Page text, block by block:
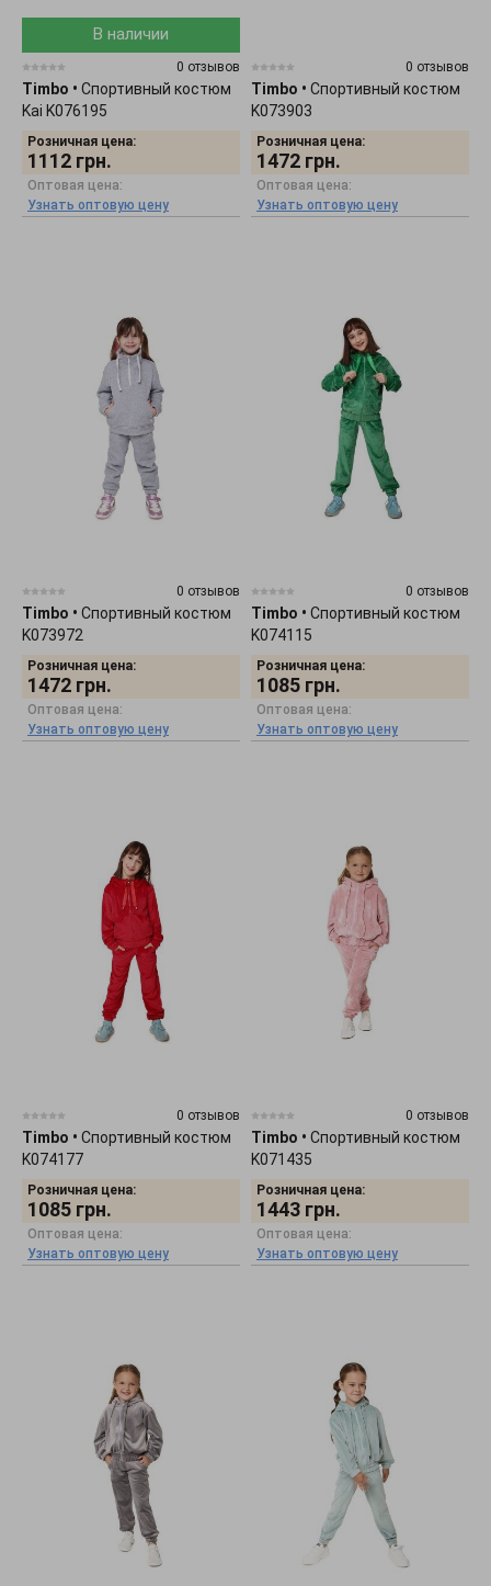
В наличии
0 отзывов
Timbo • Спортивный костюм
Kai K076195
Розничная цена:
1112 грн.
Оптовая цена:
Узнать оптовую цену
0 отзывов
Timbo • Спортивный костюм
K073903
Розничная цена:
1472 грн.
Оптовая цена:
Узнать оптовую цену
0 отзывов
Timbo • Спортивный костюм
K073972
Розничная цена:
1472 грн.
Оптовая цена:
Узнать оптовую цену
0 отзывов
Timbo • Спортивный костюм
K074115
Розничная цена:
1085 грн.
Оптовая цена:
Узнать оптовую цену
0 отзывов
Timbo • Спортивный костюм
K074177
Розничная цена:
1085 грн.
Оптовая цена:
Узнать оптовую цену
0 отзывов
Timbo • Спортивный костюм
K071435
Розничная цена:
1443 грн.
Оптовая цена:
Узнать оптовую цену